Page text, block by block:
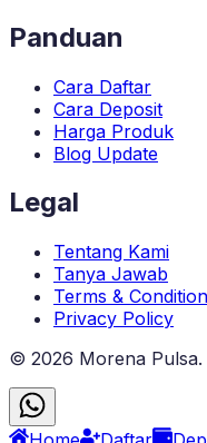
Panduan
Cara Daftar
Cara Deposit
Harga Produk
Blog Update
Legal
Tentang Kami
Tanya Jawab
Terms &
Privacy Policy
© 2026 Morena Pulsa